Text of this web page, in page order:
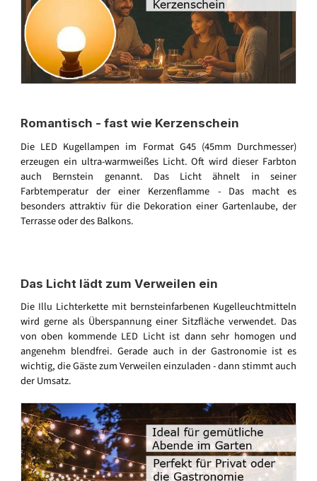
Romantisch - fast wie Kerzenschein
Die LED Kugellampen im Format G45 (45mm Durchmesser)
erzeugen ein ultra-warmweißes Licht. Oft wird dieser Farbton
auch Bernstein genannt. Das Licht ähnelt in seiner
Farbtemperatur der einer Kerzenflamme - Das macht es
besonders attraktiv für die Dekoration einer Gartenlaube, der
Terrasse oder des Balkons.
Das Licht lädt zum Verweilen ein
Die Illu Lichterkette mit bernsteinfarbenen Kugelleuchtmitteln
wird gerne als Überspannung einer Sitzfläche verwendet. Das
von oben kommende LED Licht ist dann sehr homogen und
angenehm blendfrei. Gerade auch in der Gastronomie ist es
wichtig, die Gäste zum Verweilen einzuladen - dann stimmt auch
der Umsatz.